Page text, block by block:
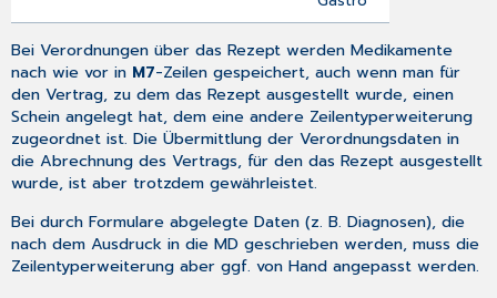
Bei Verordnungen über das Rezept werden Medikamente
nach wie vor in M7-Zeilen gespeichert, auch wenn man für
den Vertrag, zu dem das Rezept ausgestellt wurde, einen
Schein angelegt hat, dem eine andere Zeilentyperweiterung
zugeordnet ist. Die Übermittlung der Verordnungsdaten in
die Abrechnung des Vertrags, für den das Rezept ausgestellt
wurde, ist aber trotzdem gewährleistet.
Bei durch Formulare abgelegte Daten (z. B. Diagnosen), die
nach dem Ausdruck in die MD geschrieben werden, muss die
Zeilentyperweiterung aber ggf. von Hand angepasst werden.